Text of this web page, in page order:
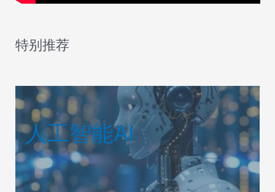
特别推荐
人工智能AI